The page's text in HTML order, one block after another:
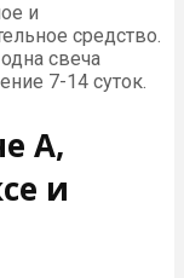
и
средство.
свеча
7-14 суток.
А,
и